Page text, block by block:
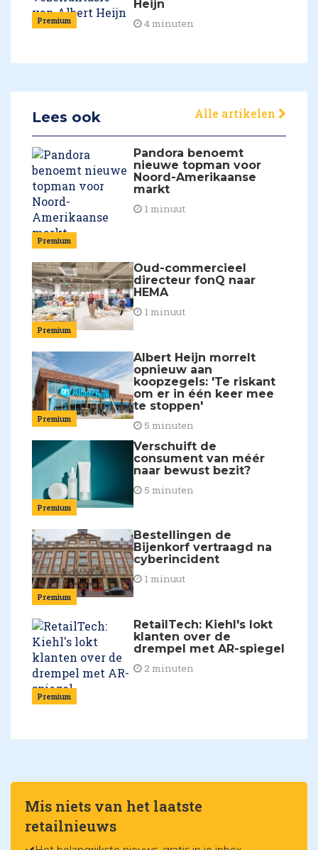
Premium
Heijn
4 minuten
Lees ook Alle artikelen
Premium
Pandora benoemt
nieuwe topman voor
Noord-Amerikaanse
markt
1 minuut
Premium
Oud-commercieel
directeur fonQ naar
HEMA
1 minuut
Premium
Albert Heijn morrelt
opnieuw aan
koopzegels: 'Te riskant
om er in één keer mee
te stoppen'
5 minuten
Premium
Verschuift de
consument van méér
naar bewust bezit?
5 minuten
Premium
Bestellingen de
Bijenkorf vertraagd na
cyberincident
1 minuut
Premium
RetailTech: Kiehl's lokt
klanten over de
drempel met AR-spiegel
2 minuten
Mis niets van het laatste
retailnieuws